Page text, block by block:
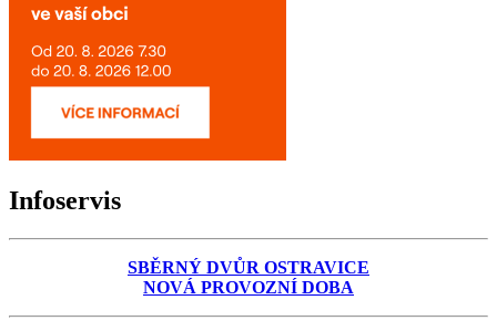
Infoservis
SBĚRNÝ DVŮR OSTRAVICE
NOVÁ PROVOZNÍ DOBA